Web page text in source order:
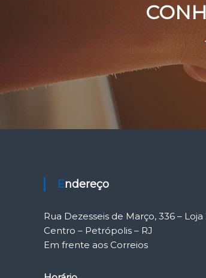
Endereço
Rua Dezesseis de Março, 336 –
Centro – Petrópolis – RJ
Em frente aos Correios